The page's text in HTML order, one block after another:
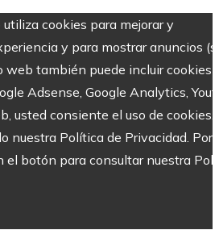
cookies para mejorar y
y para mostrar anuncios
web también puede incluir cookies
Adsense, Google Analytics,
usted consiente el uso de cookies.
nuestra Política de Privacidad. Por
el botón para consultar nuestra